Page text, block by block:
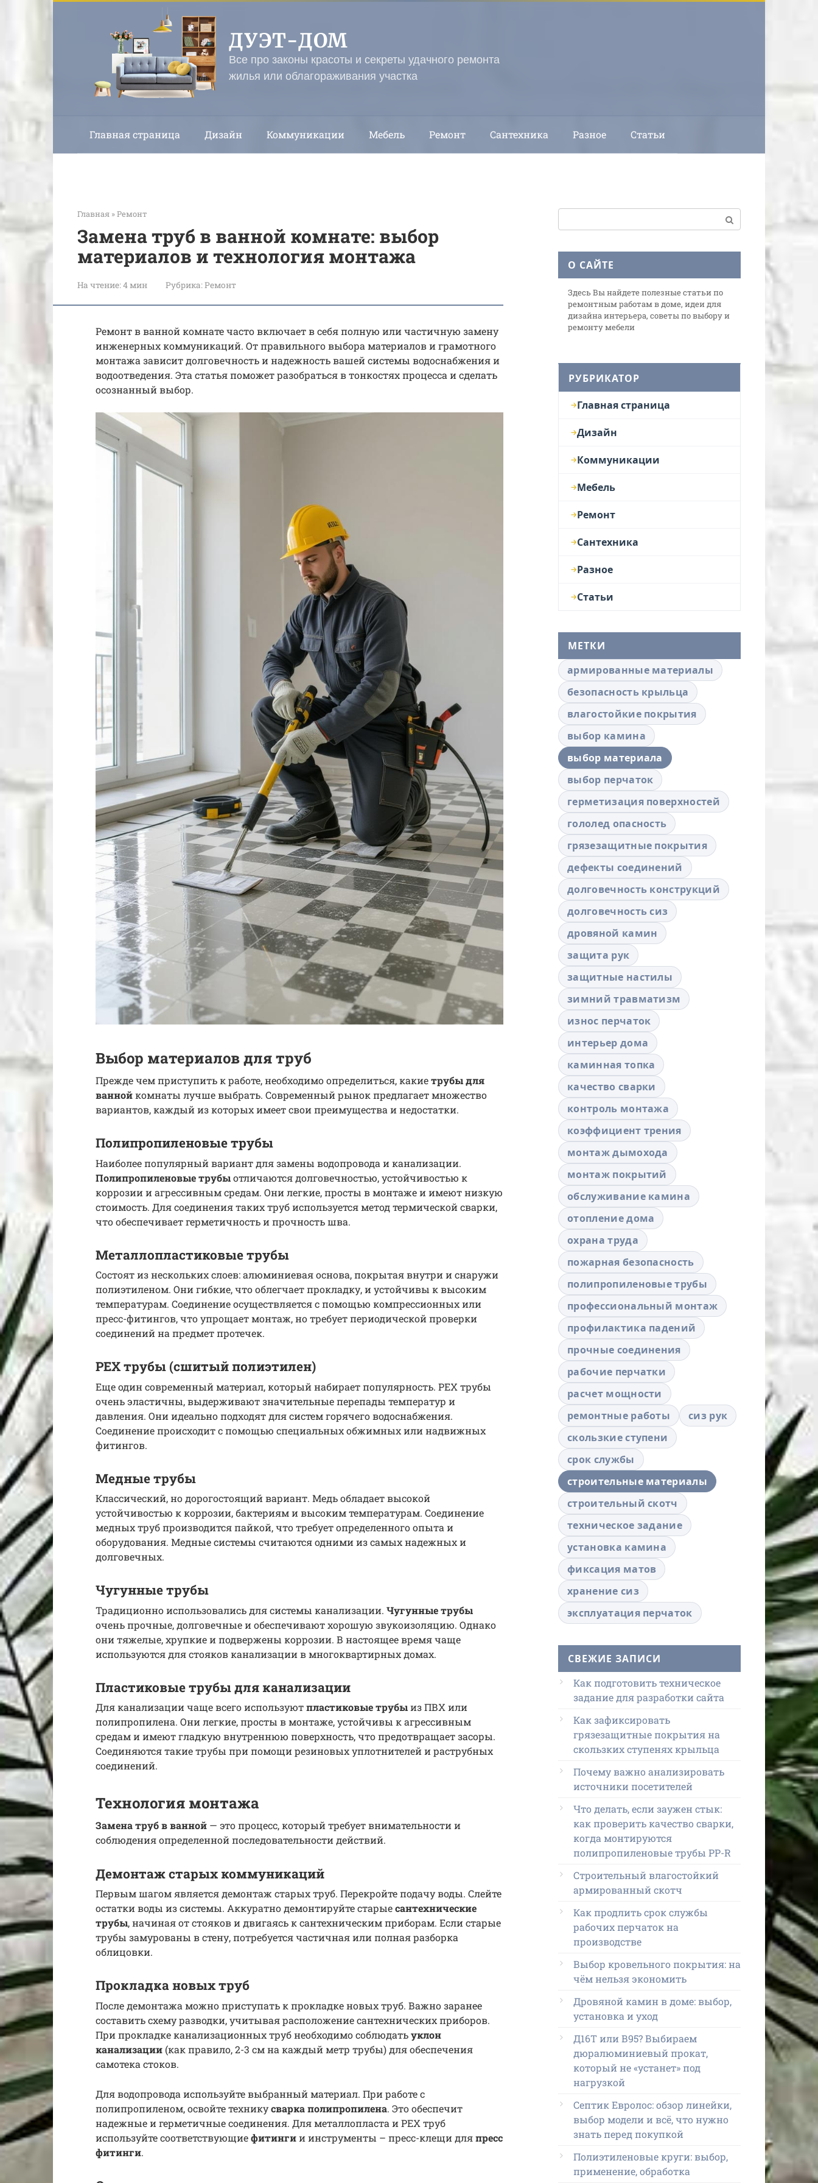
ДУЭТ-ДОМ
Все про законы красоты и секреты удачного ремонта
жилья или облагораживания участка
Главная страница Дизайн Коммуникации Мебель Ремонт Сантехника Разное Статьи
Главная »Ремонт
Замена труб в ванной комнате: выбор
материалов и технология монтажа
На чтение:4 мин Рубрика:Ремонт
Ремонт в ванной комнате часто включает в себя полную или частичную замену
инженерных коммуникаций. От правильного выбора материалов и грамотного
монтажа зависит долговечность и надежность вашей системы водоснабжения и
водоотведения. Эта статья поможет разобраться в тонкостях процесса и сделать
осознанный выбор.
Выбор материалов для труб
Прежде чем приступить к работе, необходимо определиться, какиетрубы для
ваннойкомнаты лучше выбрать. Современный рынок предлагает множество
вариантов, каждый из которых имеет свои преимущества и недостатки.
Полипропиленовые трубы
Наиболее популярный вариант для замены водопровода и канализации.
Полипропиленовые трубыотличаются долговечностью, устойчивостью к
коррозии и агрессивным средам. Они легкие, просты в монтаже и имеют низкую
стоимость. Для соединения таких труб используется метод термической сварки,
что обеспечивает герметичность и прочность шва.
Металлопластиковые трубы
Состоят из нескольких слоев: алюминиевая основа, покрытая внутри и снаружи
полиэтиленом. Они гибкие, что облегчает прокладку, и устойчивы к высоким
температурам. Соединение осуществляется с помощью компрессионных или
пресс-фитингов, что упрощает монтаж, но требует периодической проверки
соединений на предмет протечек.
PEX трубы (сшитый полиэтилен)
Еще один современный материал, который набирает популярность. PEX трубы
очень эластичны, выдерживают значительные перепады температур и
давления. Они идеально подходят для систем горячего водоснабжения.
Соединение происходит с помощью специальных обжимных или надвижных
фитингов.
Медные трубы
Классический, но дорогостоящий вариант. Медь обладает высокой
устойчивостью к коррозии, бактериям и высоким температурам. Соединение
медных труб производится пайкой, что требует определенного опыта и
оборудования. Медные системы считаются одними из самых надежных и
долговечных.
Чугунные трубы
Традиционно использовались для системы канализации. Чугунные трубы
очень прочные, долговечные и обеспечивают хорошую звукоизоляцию. Однако
они тяжелые, хрупкие и подвержены коррозии. В настоящее время чаще
используются для стояков канализации в многоквартирных домах.
Пластиковые трубы для канализации
Для канализации чаще всего используютпластиковые трубыиз ПВХ или
полипропилена. Они легкие, просты в монтаже, устойчивы к агрессивным
средам и имеют гладкую внутреннюю поверхность, что предотвращает засоры.
Соединяются такие трубы при помощи резиновых уплотнителей и раструбных
соединений.
Технология монтажа
Замена труб в ванной — это процесс, который требует внимательности и
соблюдения определенной последовательности действий.
Демонтаж старых коммуникаций
Первым шагом является демонтаж старых труб. Перекройте подачу воды. Слейте
остатки воды из системы. Аккуратно демонтируйте старыесантехнические
трубы, начиная от стояков и двигаясь к сантехническим приборам. Если старые
трубы замурованы в стену, потребуется частичная или полная разборка
облицовки.
Прокладка новых труб
После демонтажа можно приступать к прокладке новых труб. Важно заранее
составить схему разводки, учитывая расположение сантехнических приборов.
При прокладке канализационных труб необходимо соблюдатьуклон
канализации (как правило, 2-3 см на каждый метр трубы) для обеспечения
самотека стоков.
Для водопровода используйте выбранный материал. При работе с
полипропиленом, освойте техникусварка полипропилена. Это обеспечит
надежные и герметичные соединения. Для металлопласта и PEX труб
используйте соответствующиефитингии инструменты – пресс-клещи дляпресс
фитинги.
О САЙТЕ
Здесь Вы найдете полезные статьи по
ремонтным работам в доме, идеи для
дизайна интерьера, советы по выбору и
ремонту мебели
РУБРИКАТОР
Главная страница
Дизайн
Коммуникации
Мебель
Ремонт
Сантехника
Разное
Статьи
МЕТКИ
армированные материалы
безопасность крыльца
влагостойкие покрытия
выбор камина
выбор материала
выбор перчаток
герметизация поверхностей
гололед опасность
грязезащитные покрытия
дефекты соединений
долговечность конструкций
долговечность сиз
дровяной камин
защита рук
защитные настилы
зимний травматизм
износ перчаток
интерьер дома
каминная топка
качество сварки
контроль монтажа
коэффициент трения
монтаж дымохода
монтаж покрытий
обслуживание камина
отопление дома
охрана труда
пожарная безопасность
полипропиленовые трубы
профессиональный монтаж
профилактика падений
прочные соединения
рабочие перчатки
расчет мощности
ремонтные работы
сиз рук
скользкие ступени
срок службы
строительные материалы
строительный скотч
техническое задание
установка камина
фиксация матов
хранение сиз
эксплуатация перчаток
СВЕЖИЕ ЗАПИСИ
Как подготовить техническое
задание для разработки сайта
Как зафиксировать
грязезащитные покрытия на
скользких ступенях крыльца
Почему важно анализировать
источники посетителей
Что делать, если заужен стык:
как проверить качество сварки,
когда монтируются
полипропиленовые трубы PP-R
Строительный влагостойкий
армированный скотч
Как продлить срок службы
рабочих перчаток на
производстве
Выбор кровельного покрытия: на
чём нельзя экономить
Дровяной камин в доме: выбор,
установка и уход
Д16Т или В95? Выбираем
дюралюминиевый прокат,
который не «устанет» под
нагрузкой
Септик Евролос: обзор линейки,
выбор модели и всё, что нужно
знать перед покупкой
Полиэтиленовые круги: выбор,
применение, обработка